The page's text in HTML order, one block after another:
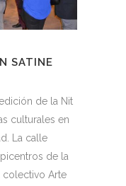
SATINE
de la Nit
culturales en
La calle
de la
colectivo Arte